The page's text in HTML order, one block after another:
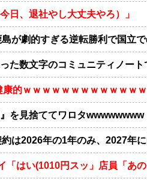
日、退社やし大丈夫やろ）」
島が劇的すぎる逆転勝利で国立
た数文字のコミュニティノー
康的ｗｗｗｗｗｗｗｗｗｗｗｗ
を見捨ててワロタwwwwwwww
は2026年の1年のみ、2027年
「はい(1010円スッ」店員「あ